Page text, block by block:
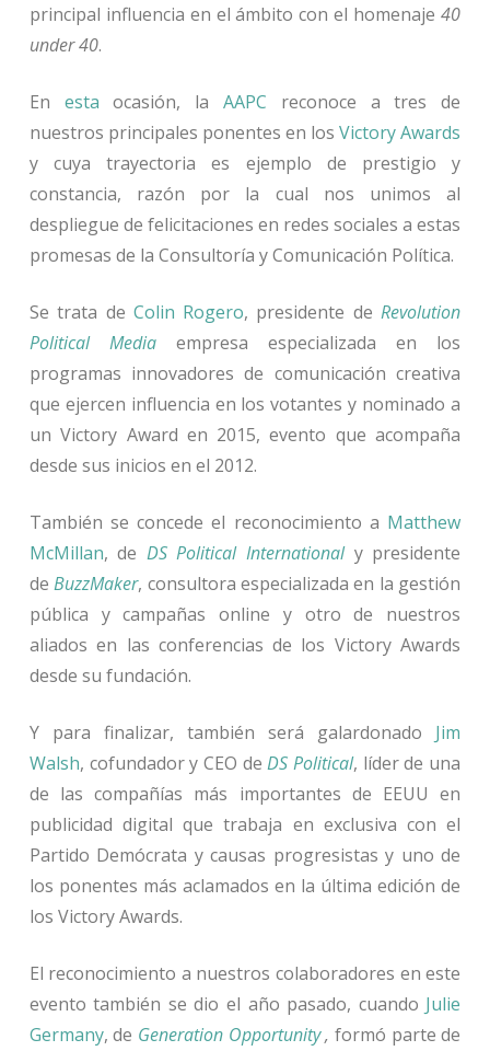
principal influencia en el ámbito con el homenaje40
under 40.
En esta ocasión, la AAPC reconoce a tres de
nuestros principales ponentes en losVictory Awards
y cuya trayectoria es ejemplo de prestigio y
constancia, razón por la cual nos unimos al
despliegue de felicitaciones en redes sociales a estas
promesas de la Consultoría y Comunicación Política.
Se trata de Colin Rogero, presidente deRevolution
Political Media
empresa especializada en los
programas innovadores de comunicación creativa
que ejercen influencia en los votantes y nominado a
un Victory Award en 2015, evento que acompaña
desde sus inicios en el 2012.
También se concede el reconocimiento a Matthew
McMillan, de DS Political Internationaly presidente
deBuzzMaker, consultora especializada en la gestión
pública y campañas online y otro de nuestros
aliados en las conferencias de los Victory Awards
desde su fundación.
Y para finalizar, también será galardonado Jim
Walsh, cofundador y CEO deDS Political, líder de una
de las compañías más importantes de EEUU en
publicidad digital que trabaja en exclusiva con el
Partido Demócrata y causas progresistas y uno de
los ponentes más aclamados en la última edición de
los Victory Awards.
El reconocimiento a nuestros colaboradores en este
evento también se dio el año pasado, cuando Julie
Germany, de Generation Opportunity, formó parte de